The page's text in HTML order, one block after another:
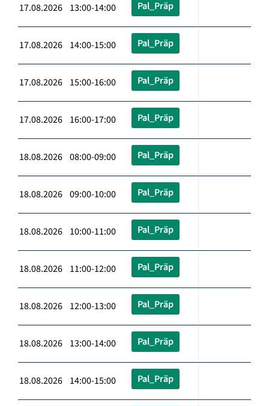
17.08.2026 13:00-14:00 Pal_Präp
17.08.2026 14:00-15:00 Pal_Präp
17.08.2026 15:00-16:00 Pal_Präp
17.08.2026 16:00-17:00 Pal_Präp
18.08.2026 08:00-09:00 Pal_Präp
18.08.2026 09:00-10:00 Pal_Präp
18.08.2026 10:00-11:00 Pal_Präp
18.08.2026 11:00-12:00 Pal_Präp
18.08.2026 12:00-13:00 Pal_Präp
18.08.2026 13:00-14:00 Pal_Präp
18.08.2026 14:00-15:00 Pal_Präp